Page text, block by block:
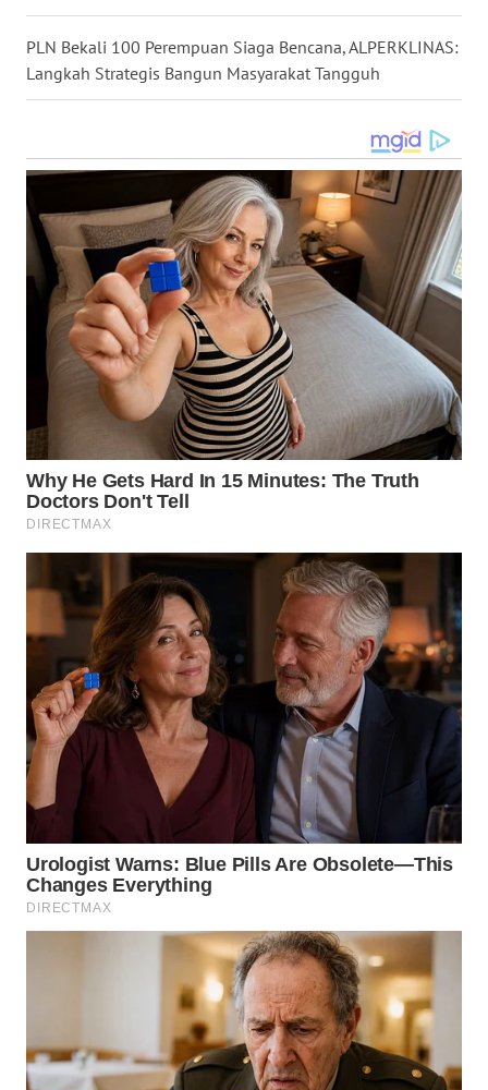
PLN Bekali 100 Perempuan Siaga Bencana, ALPERKLINAS:
Langkah Strategis Bangun Masyarakat Tangguh
KALTENG
KALSEL
WN
KALTIM
WN
SULSEL
GORONTALO
WN
WN
MALUKU
WN
MALUT
WN
DAIRI
DANAU
TOBA
LANGKAT